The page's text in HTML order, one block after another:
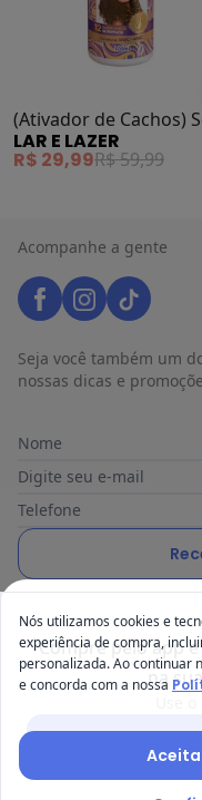
(Ativador de Cachos)
Cachos 300 Ml
LAR E LAZER
R$ 29,99R$ 59,99
Acompanhe a gente
Seja você também um
nossas dicas e
Nome
Digite seu e-mail
Telefone
Posthaus é uma marca
80.462.138/0001-41
Endereço: Rua Werner
Compre pelo app
na
Nós utilizamos cookies e
experiência de compra,
personalizada. Ao continuar
e concorda com a nossa